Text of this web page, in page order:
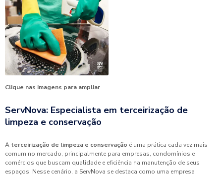
Clique nas imagens para ampliar
ServNova: Especialista em terceirização de
limpeza e conservação
A terceirização de limpeza e conservação é uma prática cada vez mais
comum no mercado, principalmente para empresas, condomínios e
comércios que buscam qualidade e eficiência na manutenção de seus
espaços. Nesse cenário, a ServNova se destaca como uma empresa